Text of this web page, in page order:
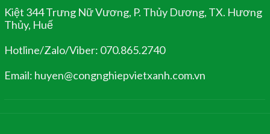
Kiệt 344 Trưng Nữ Vương, P. Thủy Dương, TX. Hương
Thủy, Huế
Hotline/Zalo/Viber: 070.865.2740
Email: huyen@congnghiepvietxanh.com.vn